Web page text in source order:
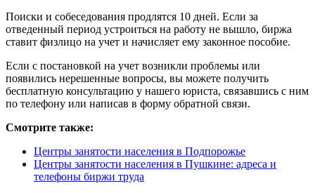
Поиски и собеседования продлятся 10 дней. Если за
отведенный период устроиться на работу не вышло, биржа
ставит физлицо на учет и начисляет ему законное пособие.
Если с постановкой на учет возникли проблемы или
появились нерешенные вопросы, вы можете получить
бесплатную консультацию у нашего юриста, связавшись с ним
по телефону или написав в форму обратной связи.
Смотрите также:
Центры занятости населения в Подпорожье
Центры занятости населения в Пушкине: адреса и
телефоны биржи труда